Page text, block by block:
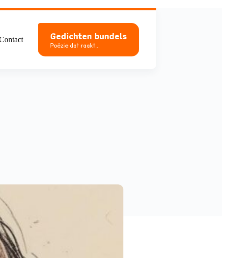
Gedichten bundels
Poëzie dat raakt...